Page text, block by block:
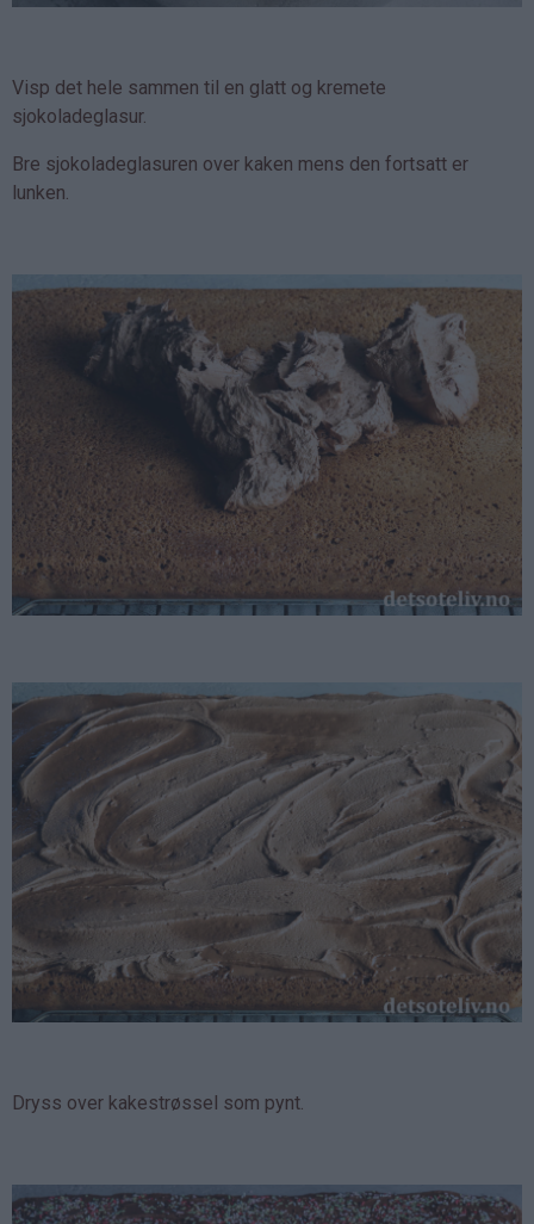
Visp det hele sammen til en glatt og kremete
sjokoladeglasur.
Bre sjokoladeglasuren over kaken mens den fortsatt er
lunken.
Dryss over kakestrøssel som pynt.